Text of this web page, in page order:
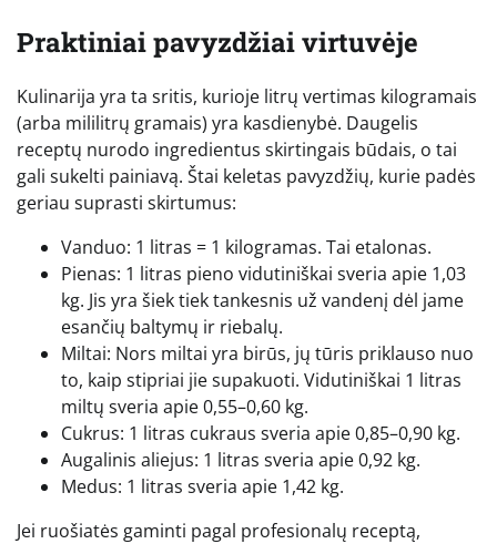
Praktiniai pavyzdžiai virtuvėje
Kulinarija yra ta sritis, kurioje litrų vertimas kilogramais
(arba mililitrų gramais) yra kasdienybė. Daugelis
receptų nurodo ingredientus skirtingais būdais, o tai
gali sukelti painiavą. Štai keletas pavyzdžių, kurie padės
geriau suprasti skirtumus:
Vanduo: 1 litras = 1 kilogramas. Tai etalonas.
Pienas: 1 litras pieno vidutiniškai sveria apie 1,03
kg. Jis yra šiek tiek tankesnis už vandenį dėl jame
esančių baltymų ir riebalų.
Miltai: Nors miltai yra birūs, jų tūris priklauso nuo
to, kaip stipriai jie supakuoti. Vidutiniškai 1 litras
miltų sveria apie 0,55–0,60 kg.
Cukrus: 1 litras cukraus sveria apie 0,85–0,90 kg.
Augalinis aliejus: 1 litras sveria apie 0,92 kg.
Medus: 1 litras sveria apie 1,42 kg.
Jei ruošiatės gaminti pagal profesionalų receptą,